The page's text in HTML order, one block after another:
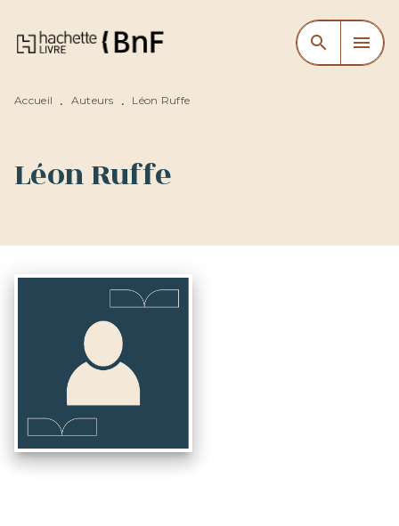
MENU RECHERCHE
CONTENU
search menu
Accueil • Auteurs • Léon Ruffe
Léon Ruffe